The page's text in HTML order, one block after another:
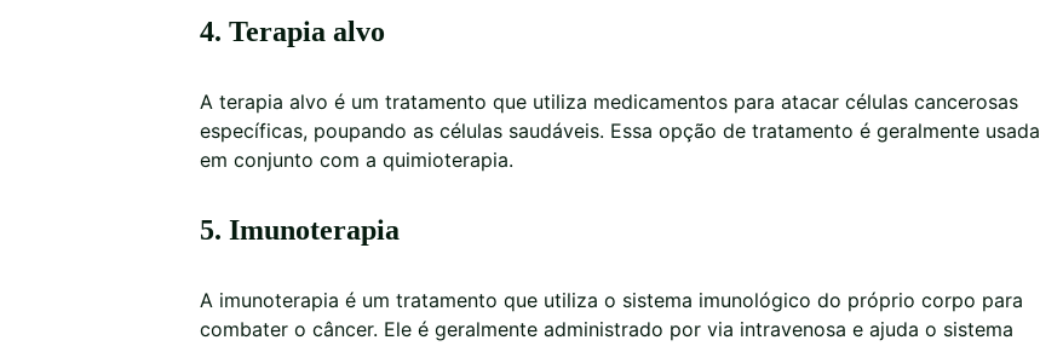
4. Terapia alvo
A terapia alvo é um tratamento que utiliza medicamentos para atacar células cancerosas
específicas, poupando as células saudáveis. Essa opção de tratamento é geralmente usada
em conjunto com a quimioterapia.
5. Imunoterapia
A imunoterapia é um tratamento que utiliza o sistema imunológico do próprio corpo para
combater o câncer. Ele é geralmente administrado por via intravenosa e ajuda o sistema